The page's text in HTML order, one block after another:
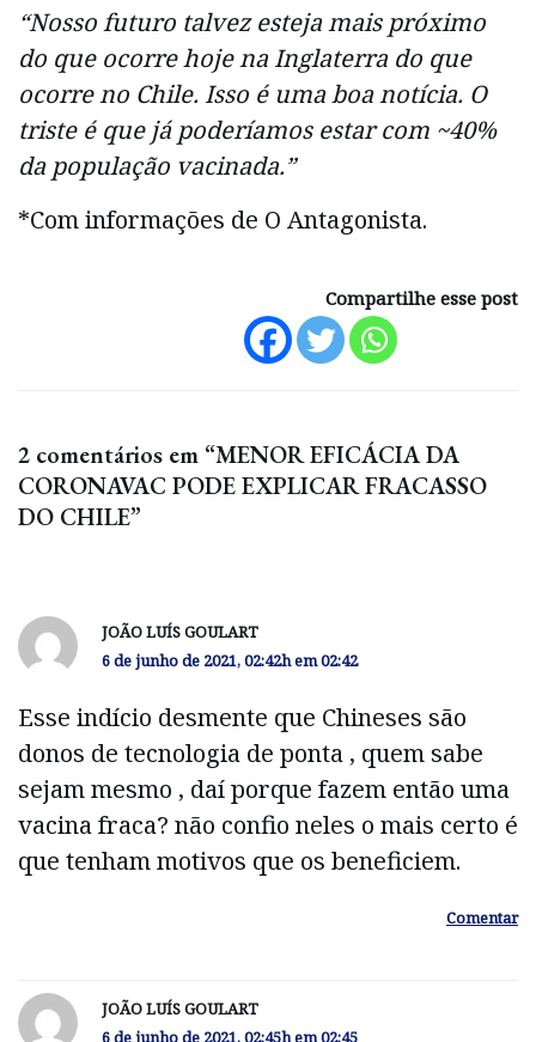
“Nosso futuro talvez esteja mais próximo
do que ocorre hoje na Inglaterra do que
ocorre no Chile. Isso é uma boa notícia. O
triste é que já poderíamos estar com ~40%
da população vacinada.”
*Com informações de O Antagonista.
Compartilhe esse post
2 comentários em “MENOR EFICÁCIA DA
CORONAVAC PODE EXPLICAR FRACASSO
DO CHILE”
JOÃO LUÍS GOULART
6 de junho de 2021, 02:42h em 02:42
Esse indício desmente que Chineses são
donos de tecnologia de ponta , quem sabe
sejam mesmo , daí porque fazem então uma
vacina fraca? não confio neles o mais certo é
que tenham motivos que os beneficiem.
Comentar
JOÃO LUÍS GOULART
6 de junho de 2021, 02:45h em 02:45